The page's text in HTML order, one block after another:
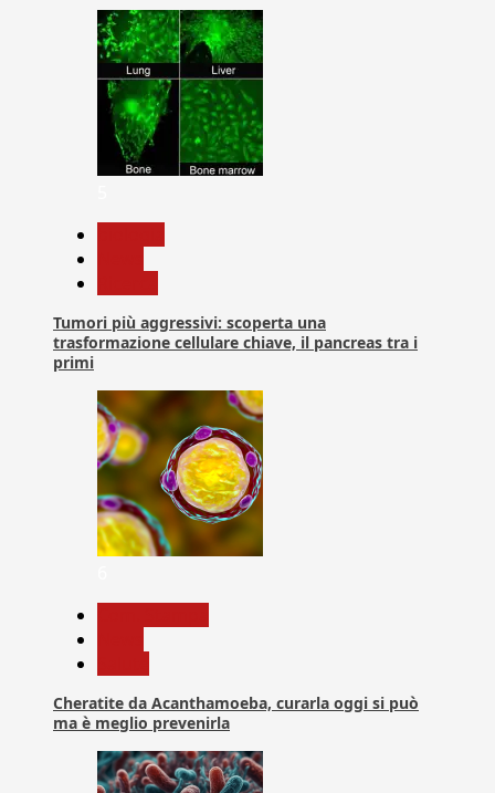
Tumori più aggressivi: scoperta una
trasformazione cellulare chiave, il pancreas tra i
primi
Cheratite da Acanthamoeba, curarla oggi si può
ma è meglio prevenirla